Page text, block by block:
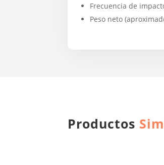
Frecuencia de
Peso neto
Productos